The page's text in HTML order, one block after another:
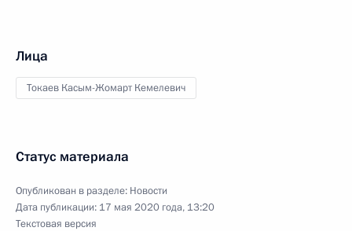
Лица
Токаев Касым-Жомарт Кемелевич
Статус материала
Опубликован в разделе: Новости
Дата публикации: 17 мая 2020 года, 13:20
Текстовая версия